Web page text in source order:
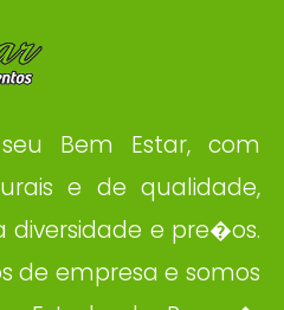
Bem Estar, com
e de qualidade,
e pre�os.
de empresa e somos